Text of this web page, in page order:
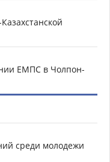
ЕМПС в Чолпон-
среди молодежи